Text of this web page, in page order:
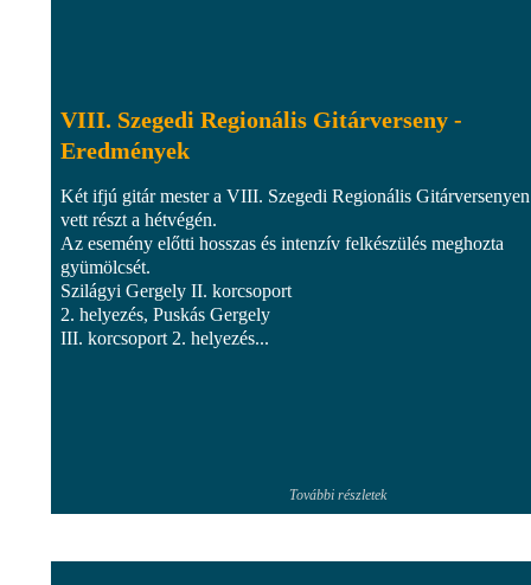
VIII. Szegedi Regionális Gitárverseny -
Eredmények
Két ifjú gitár mester a VIII. Szegedi Regionális Gitárversenyen
vett részt a hétvégén.
Az esemény előtti hosszas és intenzív felkészülés meghozta
gyümölcsét.
Szilágyi Gergely II. korcsoport
2. helyezés, Puskás Gergely
III. korcsoport 2. helyezés...
További részletek